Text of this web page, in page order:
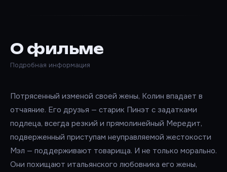
О фильме
Подробная информация
Потрясенный изменой своей жены, Колин впадает в
отчаяние. Его друзья — старик Пинэт с задатками
подлеца, всегда резкий и прямолинейный Мередит,
подверженный приступам неуправляемой жестокости
Мэл — поддерживают товарища. И не только морально.
Они похищают итальянского любовника его жены,